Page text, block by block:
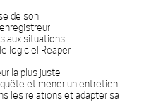
de son
aux situations
logiciel Reaper
la plus juste
et mener un entretien
les relations et adapter sa